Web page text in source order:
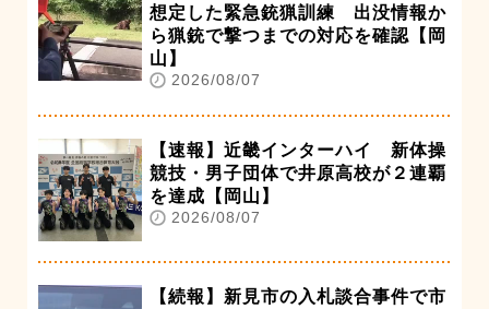
想定した緊急銃猟訓練 出没情報か
ら猟銃で撃つまでの対応を確認【岡
山】
2026/08/07
【速報】近畿インターハイ 新体操
競技・男子団体で井原高校が２連覇
を達成【岡山】
2026/08/07
【続報】新見市の入札談合事件で市